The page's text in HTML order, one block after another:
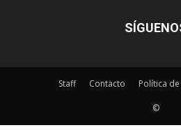
Staff Contacto Política
©